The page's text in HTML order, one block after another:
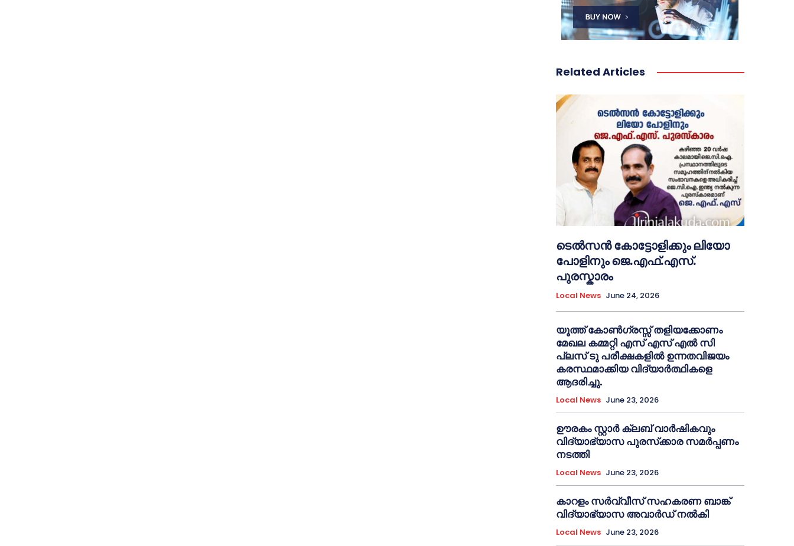
Related Articles
ടെൽസൻ കോട്ടോളിക്കും ലിയോ
പോളിനും ജെ.എഫ്.എസ്.
പുരസ്കാരം
Local News June 24, 2026
യൂത്ത് കോൺഗ്രസ്സ് തളിയക്കോണം
മേഖല കമ്മറ്റി എസ് എസ് എൽ സി
പ്ലസ് ടു പരീക്ഷകളിൽ ഉന്നതവിജയം
കരസ്ഥമാക്കിയ വിദ്യാർത്ഥികളെ
ആദരിച്ചു.
Local News June 23, 2026
ഊരകം സ്റ്റാർ ക്ലബ് വാർഷികവും
വിദ്യാഭ്യാസ പുരസ്‌ക്കാര സമർപ്പണം
നടത്തി
Local News June 23, 2026
കാറളം സർവ്വീസ് സഹകരണ ബാങ്ക്
വിദ്യാഭ്യാസ അവാർഡ് നൽകി
Local News June 23, 2026